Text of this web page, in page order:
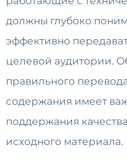
должны глубоко
эффективно
целевой аудитории.
правильного
содержания имеет
поддержания
исходного материала.